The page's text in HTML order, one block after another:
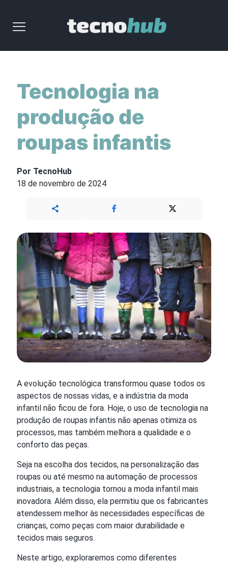
Tecnologia na
produção de
roupas infantis
Por TecnoHub
18 de novembro de 2024
A evolução tecnológica transformou quase todos os
aspectos de nossas vidas, e a indústria da moda
infantil não ficou de fora. Hoje, o uso de tecnologia na
produção de roupas infantis não apenas otimiza os
processos, mas também melhora a qualidade e o
conforto das peças.
Seja na escolha dos tecidos, na personalização das
roupas ou até mesmo na automação de processos
industriais, a tecnologia tornou a moda infantil mais
inovadora. Além disso, ela permitiu que os fabricantes
atendessem melhor às necessidades específicas de
crianças, como peças com maior durabilidade e
tecidos mais seguros.
Neste artigo, exploraremos como diferentes